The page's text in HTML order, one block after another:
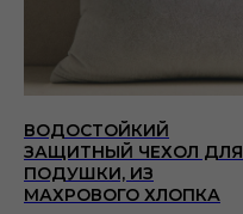
ВОДОСТОЙКИЙ
ЗАЩИТНЫЙ ЧЕХОЛ ДЛЯ
ПОДУШКИ, ИЗ
МАХРОВОГО ХЛОПКА